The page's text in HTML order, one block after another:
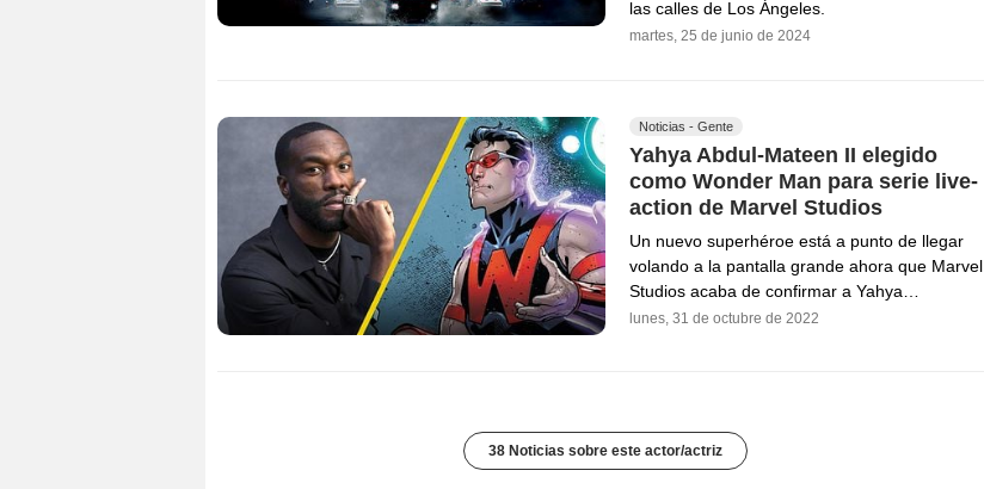
las calles de Los Ángeles.
martes, 25 de junio de 2024
Noticias - Gente
Yahya Abdul-Mateen II elegido
como Wonder Man para serie live-
action de Marvel Studios
Un nuevo superhéroe está a punto de llegar
volando a la pantalla grande ahora que Marvel
Studios acaba de confirmar a Yahya…
lunes, 31 de octubre de 2022
38 Noticias sobre este actor/actriz